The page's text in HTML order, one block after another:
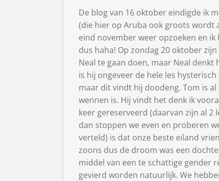
De blog van 16 oktober eindigde ik
(die hier op Aruba ook groots wordt
eind november weer opzoeken en
dus haha! Op zondag 20 oktober
Neal te gaan doen, maar Neal denkt
is hij ongeveer de hele les
maar dit vindt hij doodeng. Tom is
wennen is. Hij vindt het denk ik
keer gereserveerd (daarvan zijn al
dan stoppen we even en proberen
verteld) is dat onze beste eiland
zoons dus de droom was een
middel van een te schattige gender
gevierd worden natuurlijk. We